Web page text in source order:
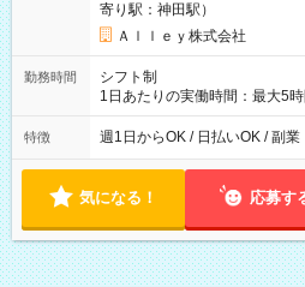
寄り駅：神田駅）
Ａｌｌｅｙ株式会社
勤務時間
シフト制
1日あたりの実働時間：最大5
実働時間：1-5時間 └上記の時
能！ └平日・土曜日の中で、お
18:00 などのように、自由
特徴 週1日からOK / 日払いOK / 副業
気になる！ 応募す